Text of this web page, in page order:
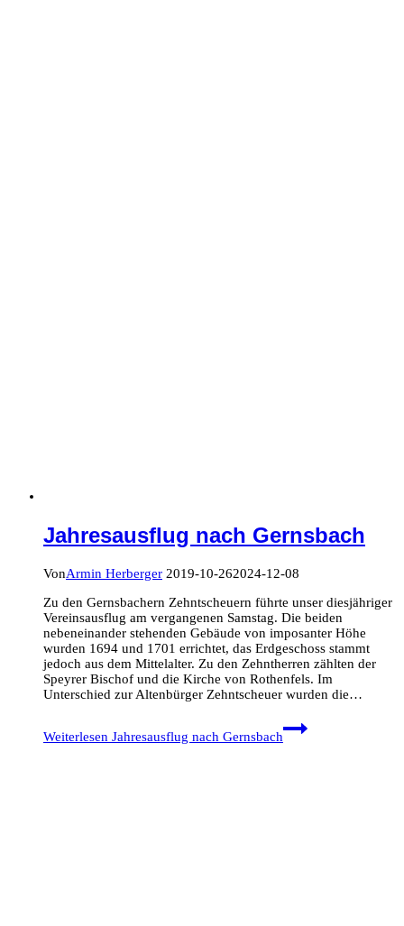
Jahresausflug nach Gernsbach
VonArmin Herberger 2019-10-262024-12-08
Zu den Gernsbachern Zehntscheuern führte unser diesjähriger
Vereinsausflug am vergangenen Samstag. Die beiden
nebeneinander stehenden Gebäude von imposanter Höhe
wurden 1694 und 1701 errichtet, das Erdgeschoss stammt
jedoch aus dem Mittelalter. Zu den Zehntherren zählten der
Speyrer Bischof und die Kirche von Rothenfels. Im
Unterschied zur Altenbürger Zehntscheuer wurden die…
Weiterlesen Jahresausflug nach Gernsbach